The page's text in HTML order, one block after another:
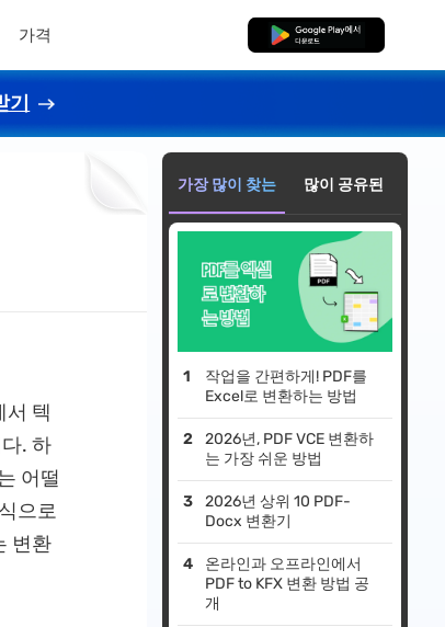
가격 무료로 다운로드
기
서 텍
. 하
어떨
으로
변환
가장 많이 찾는 많이 공유된
작업을 간편하게! PDF를
Excel로 변환하는 방법
2026년, PDF VCE 변환하
는 가장 쉬운 방법
2026년 상위 10 PDF-
Docx 변환기
온라인과 오프라인에서
PDF to KFX 변환 방법 공
개